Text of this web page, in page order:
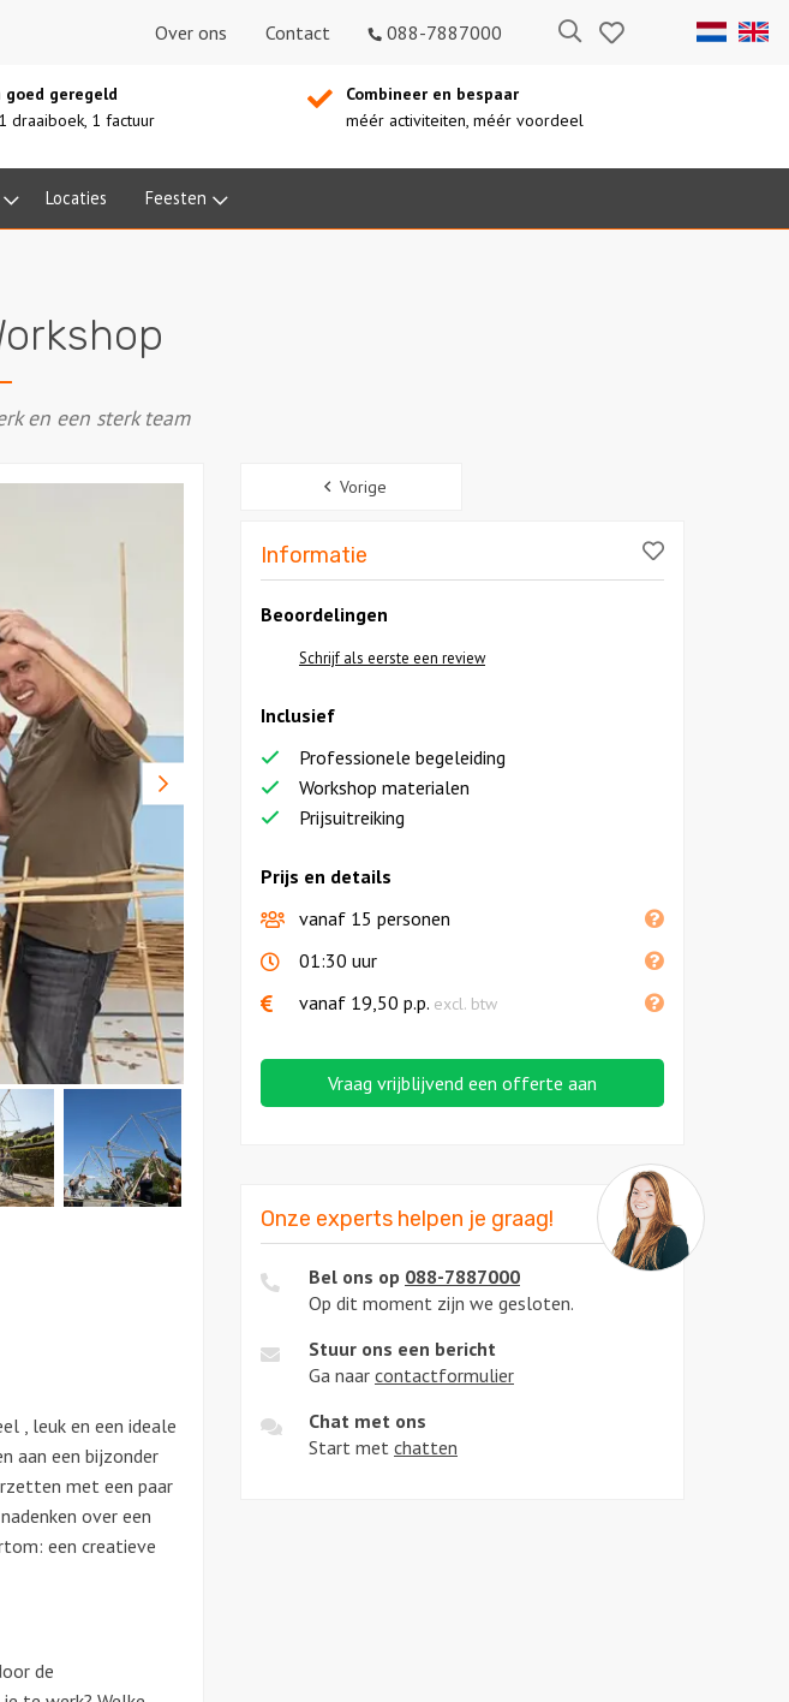
Over ons Contact 088-7887000 ZoekenBewaarde
uitjes
goed geregeld
draaiboek, 1 factuur
Combineer en bespaar
méér activiteiten, méér voordeel
Locaties Feesten
en een sterk team
Volgende
foto
, leuk en een ideale
aan een bijzonder
met een paar
over een
een creatieve
de
Sidebar
Vorige
Informatie Like!
Beoordelingen
Schrijf als eerste een review
Prijs en details
vanaf 15 personen
01:30 uur
vanaf 19,50 p.p. excl. btw
Inclusief
Professionele begeleiding
Workshop materialen
Prijsuitreiking
Vraag vrijblijvend een offerte aan
Onze experts helpen je graag!
Bel ons op 088-7887000
Op dit moment zijn we gesloten.
Stuur ons een bericht
Ga naar contactformulier
Chat met ons
Start met chatten